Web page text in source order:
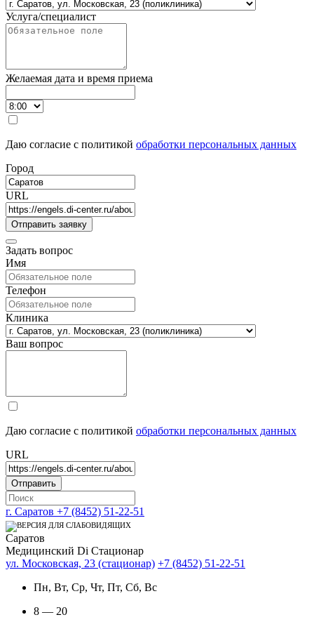
Услуга/специалист
Желаемая дата и время приема
Даю согласие с политикой обработки персональных данных
Город
URL
Задать вопрос
Имя
Телефон
Клиника
Ваш вопрос
Даю согласие с политикой обработки персональных данных
URL
г. Саратов +7 (8452) 51-22-51
Саратов
Медицинский Di Стационар
ул. Московская, 23 (стационар) +7 (8452) 51-22-51
Пн, Вт, Ср, Чт, Пт, Сб, Вс
8 — 20